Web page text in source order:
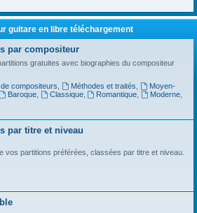
guitare en libre téléchargement
par compositeur
gratuites avec biographies du compositeur
compositeurs Méthodes et traités
Moyen-
Baroque, Classique, Romantique Moderne
par titre et niveau
vos partitions préférées, classées par titre et niveau.